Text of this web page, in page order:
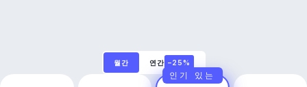
월간 연간 –25%
인기 있는